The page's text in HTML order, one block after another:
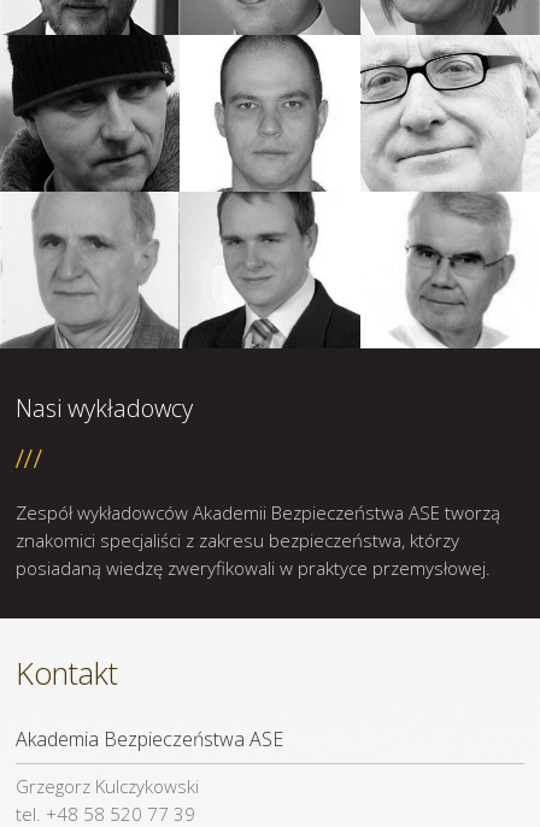
Nasi wykładowcy
Zespół wykładowców Akademii Bezpieczeństwa ASE tworzą
znakomici specjaliści z zakresu bezpieczeństwa, którzy
posiadaną wiedzę zweryfikowali w praktyce przemysłowej.
Kontakt
Akademia Bezpieczeństwa ASE
Grzegorz Kulczykowski
tel. +48 58 520 77 39